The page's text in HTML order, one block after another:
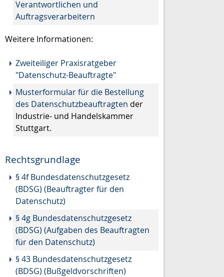
Verantwortlichen und
Auftragsverarbeitern
Weitere Informationen:
Zweiteiliger Praxisratgeber
"Datenschutz-Beauftragte"
Musterformular für die Bestellung
des Datenschutzbeauftragten der
Industrie- und Handelskammer
Stuttgart.
Rechtsgrundlage
§ 4f Bundesdatenschutzgesetz
(BDSG) (Beauftragter für den
Datenschutz)
§ 4g Bundesdatenschutzgesetz
(BDSG) (Aufgaben des Beauftragten
für den Datenschutz)
§ 43 Bundesdatenschutzgesetz
(BDSG) (Bußgeldvorschriften)